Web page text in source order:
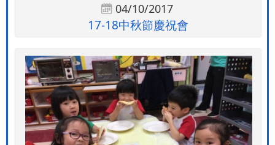
04/10/2017
17-18中秋節慶祝會